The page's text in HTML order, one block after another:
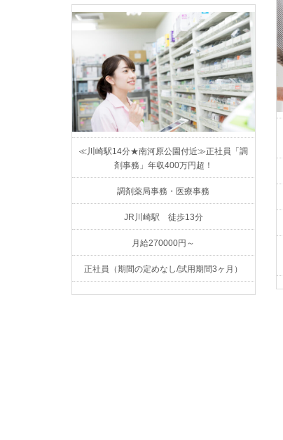
≪川崎駅14分★南河原公園付近≫正社員「調
剤事務」年収400万円超！
調剤薬局事務・医療事務
JR川崎駅 徒歩13分
月給270000円～
正社員（期間の定めなし/試用期間3ヶ月）